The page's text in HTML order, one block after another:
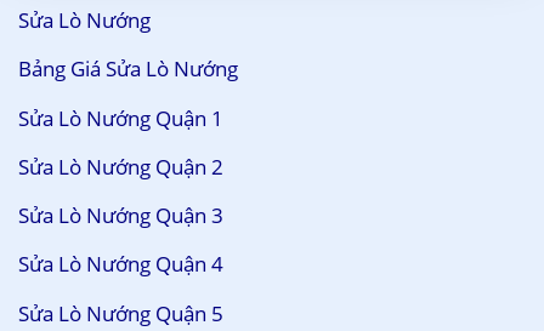
Sửa Lò Nướng
Bảng Giá Sửa Lò Nướng
Sửa Lò Nướng Quận 1
Sửa Lò Nướng Quận 2
Sửa Lò Nướng Quận 3
Sửa Lò Nướng Quận 4
Sửa Lò Nướng Quận 5